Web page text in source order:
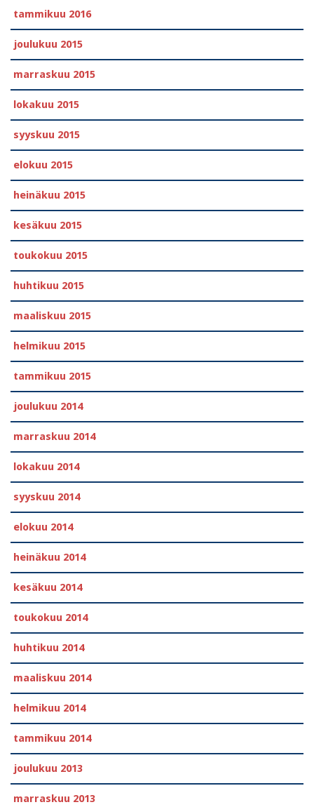
tammikuu 2016
joulukuu 2015
marraskuu 2015
lokakuu 2015
syyskuu 2015
elokuu 2015
heinäkuu 2015
kesäkuu 2015
toukokuu 2015
huhtikuu 2015
maaliskuu 2015
helmikuu 2015
tammikuu 2015
joulukuu 2014
marraskuu 2014
lokakuu 2014
syyskuu 2014
elokuu 2014
heinäkuu 2014
kesäkuu 2014
toukokuu 2014
huhtikuu 2014
maaliskuu 2014
helmikuu 2014
tammikuu 2014
joulukuu 2013
marraskuu 2013